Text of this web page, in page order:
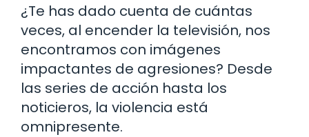
¿Te has dado cuenta de cuántas
veces, al encender la televisión, nos
encontramos con imágenes
impactantes de agresiones? Desde
las series de acción hasta los
noticieros, la violencia está
omnipresente.